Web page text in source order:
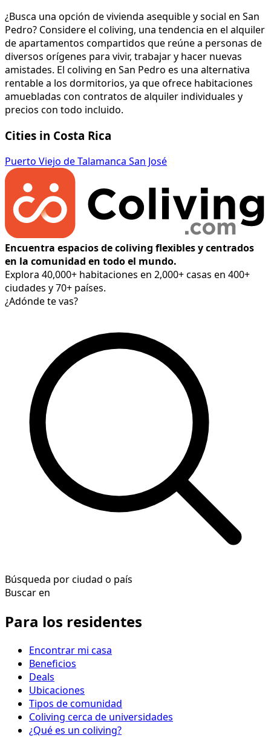
¿Busca una opción de vivienda asequible y social en San
Pedro? Considere el coliving, una tendencia en el alquiler
de apartamentos compartidos que reúne a personas de
diversos orígenes para vivir, trabajar y hacer nuevas
amistades. El coliving en San Pedro es una alternativa
rentable a los dormitorios, ya que ofrece habitaciones
amuebladas con contratos de alquiler individuales y
precios con todo incluido.
Cities in Costa Rica
Puerto Viejo de Talamanca San José
Encuentra espacios de coliving flexibles y centrados
en la comunidad en todo el mundo.
Explora 40,000+ habitaciones en 2,000+ casas en 400+
ciudades y 70+ países.
¿Adónde te vas?
Búsqueda por ciudad o país
Buscar en
Para los residentes
Encontrar mi casa
Beneficios
Deals
Ubicaciones
Tipos de comunidad
Coliving cerca de universidades
¿Qué es un coliving?